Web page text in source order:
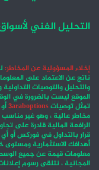
التحليل الفني
إخلاء المسؤولية عن المخاطر:
ناتج عن الاعتماد على
والتحليل والتوصيات
الموقع ليست بالضرورة في
تمثل توصيات3araboptions
مخاطر عالية ، وهو غير مناسب
الرافعة المالية قادرة على
قرار بالتداول في فوركس أو
أهدافك الاستثمارية
معلومات قيمة عن جميع
المجانية ، نتلقى رسوم